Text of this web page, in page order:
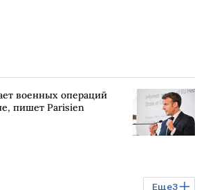
военных операций
пишет Parisien
Еще3